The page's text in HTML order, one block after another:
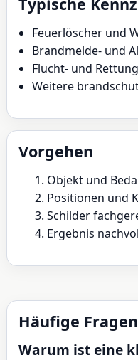
Feuerlöscher und
Brandmelde- und
Flucht- und
Weitere
Vorgehen
Objekt und
Positionen und
Schilder
Ergebnis
Häufige Fragen
Warum ist eine